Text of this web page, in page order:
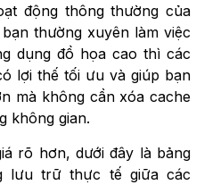
động thông thường của
thường xuyên làm việc
dụng đồ họa cao thì các
lợi thế tối ưu và giúp bạn
mà không cần xóa cache
không gian.
rõ hơn, dưới đây là bảng
lưu trữ thực tế giữa các